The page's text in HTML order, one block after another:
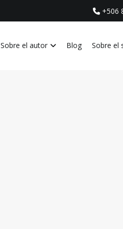
+506
Sobre el autor Blog Sobre el